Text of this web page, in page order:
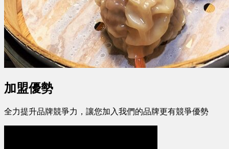
加盟優勢
全力提升品牌競爭力，讓您加入我們的品牌更有競爭優勢